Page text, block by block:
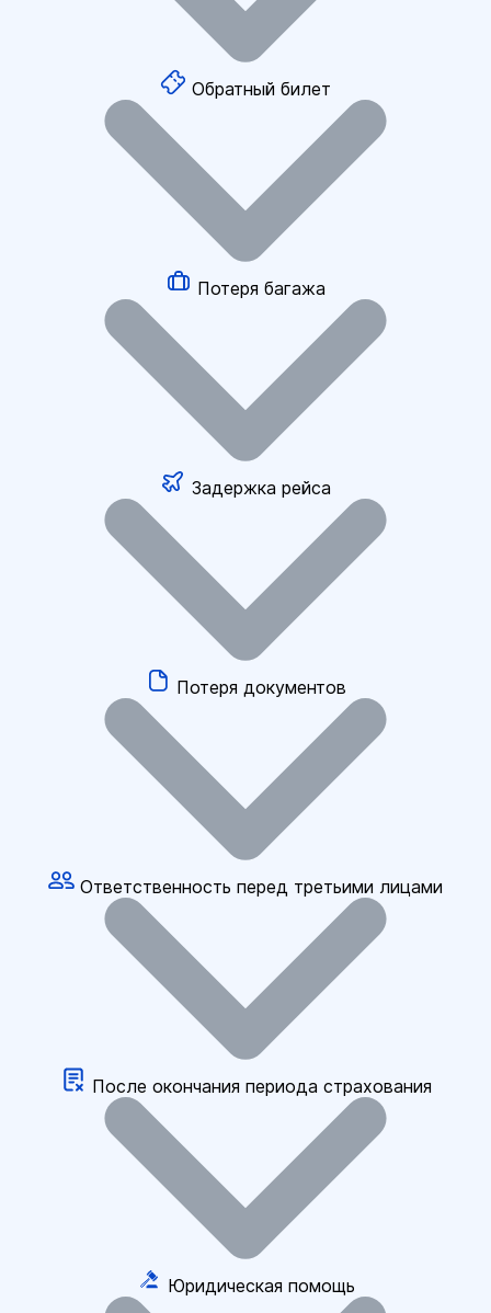
Обратный билет
Потеря багажа
Задержка рейса
Потеря документов
Ответственность перед третьими лицами
После окончания периода страхования
Юридическая помощь